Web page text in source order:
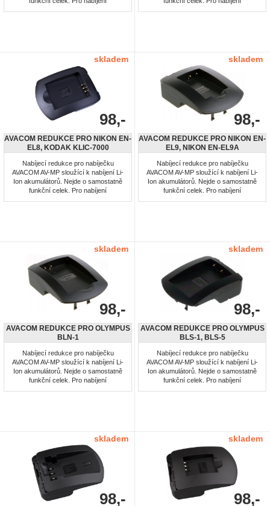
skladem
98,-
AVACOM REDUKCE PRO NIKON EN-
EL8, KODAK KLIC-7000
Nabíjecí redukce pro nabíječku
AVACOM AV-MP sloužící k nabíjení Li-
Ion akumulátorů. Nejde o samostatně
funkční celek. Pro nabíjení
skladem
98,-
AVACOM REDUKCE PRO NIKON EN-
EL9, NIKON EN-EL9A
Nabíjecí redukce pro nabíječku
AVACOM AV-MP sloužící k nabíjení Li-
Ion akumulátorů. Nejde o samostatně
funkční celek. Pro nabíjení
skladem
98,-
AVACOM REDUKCE PRO OLYMPUS
BLN-1
Nabíjecí redukce pro nabíječku
AVACOM AV-MP sloužící k nabíjení Li-
Ion akumulátorů. Nejde o samostatně
funkční celek. Pro nabíjení
skladem
98,-
AVACOM REDUKCE PRO OLYMPUS
BLS-1, BLS-5
Nabíjecí redukce pro nabíječku
AVACOM AV-MP sloužící k nabíjení Li-
Ion akumulátorů. Nejde o samostatně
funkční celek. Pro nabíjení
skladem
98,-
skladem
98,-